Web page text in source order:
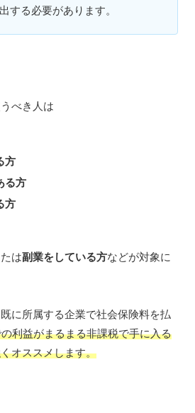
する必要があります。
べき人は
方
る方
方
は副業をしている方などが対象に
に所属する企業で社会保険料を払
利益がまるまる非課税で手に入る
オススメします。